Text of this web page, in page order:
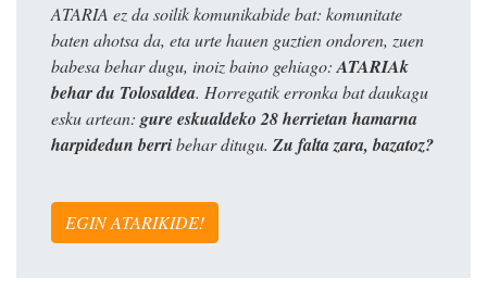
ATARIA ez da soilik komunikabide bat: komunitate
baten ahotsa da, eta urte hauen guztien ondoren, zuen
babesa behar dugu, inoiz baino gehiago: ATARIAk
behar du Tolosaldea. Horregatik erronka bat daukagu
esku artean: gure eskualdeko 28 herrietan hamarna
harpidedun berribehar ditugu. Zu falta zara, bazatoz?
EGIN ATARIKIDE!